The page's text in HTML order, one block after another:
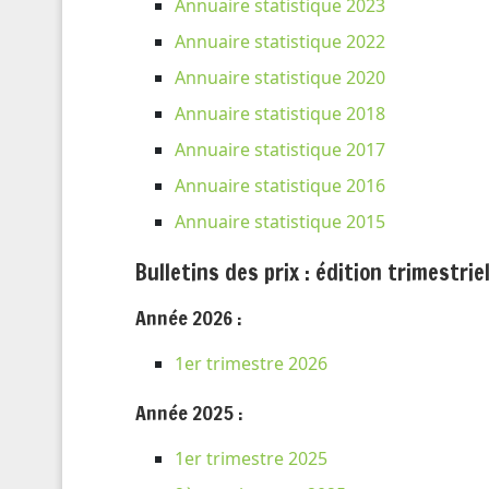
Annuaire statistique 2023
Annuaire statistique 2022
Annuaire statistique 2020
Annuaire statistique 2018
Annuaire statistique 2017
Annuaire statistique 2016
Annuaire statistique 2015
Bulletins des prix : édition
Année 2026 :
1er trimestre 2026
Année 2025 :
1er trimestre 2025